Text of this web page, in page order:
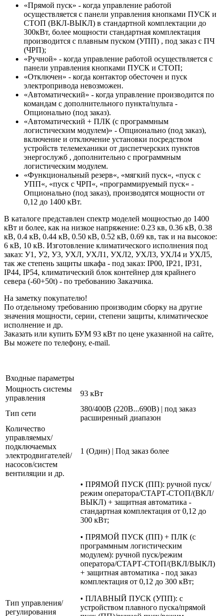
«Прямой пуск» - когда управление работой
осуществляется с панели управления кнопками ПУСК и
СТОП (ВКЛ-ВЫКЛ) в стандартной комплектации до
300кВт, более мощности стандартная комплектация
производится с плавным пуском (УПП) , под заказ с ПЧ
(ЧРП);
«Ручной» - когда управление работой осуществляется с
панели управления кнопками ПУСК и СТОП;
«Отключен» - когда контактор обесточен и пуск
электропривода невозможен.
«Автоматический» - когда управление производится по
командам с дополнительного пункта/пульта -
Опционально (под заказ).
«Автоматический + ПЛК (с программным
логистическим модулем)» - Опционально (под заказ),
включение и отключение установки посредством
устройств телемеханики от диспетчерских пунктов
энергослужб , дополнительно с программным
логистическим модулем.
«Функциональный резерв«, «мягкий пуск«, «пуск с
УПП«, «пуск с ЧРП«, «программируемый пуск« -
Опционально (под заказ), производятся мощности от
0,12 до 1400 кВт.
В каталоге представлен спектр моделей мощностью до 1400
кВт и более, как на низкое напряжение: 0.23 кв, 0.36 кВ, 0.38
кВ, 0.4 кВ, 0.44 кВ, 0.50 кВ, 0.52 кВ, 0.69 кв, так и на высокое:
6 кВ, 10 кВ. Изготовление климатического исполнения под
заказ: У1, У2, У3, УХЛ, УХЛ1, УХЛ2, УХЛ3, УХЛ4 и УХЛ5,
так же степень защиты шкафа - под заказ: IP00, IP21, IP31,
IP44, IP54, климатический блок контейнер для крайнего
севера (-60+50t) - по требованию Заказчика.
На заметку покупателю!
По отдельному требованию производим сборку на другие
значения мощности, серии, степени защиты, климатическое
исполнение и др.
Заказать или купить БУМ 93 кВт по цене указанной на сайте,
Вы можете по телефону, e-mail.
Входные параметры
Мощность системы
управления
93 кВт
Тип сети
380/400В (220В...690В) | под заказ
расширенный диапазон
Количество
управляемых/
подключаемых
электродвигателей/
насосов/систем
вентиляции и др.
1 (Один) | Под заказ более
Тип управления/
регулирования
• ПРЯМОЙ ПУСК (ПП): ручной пуск/
режим оператора/СТАРТ-СТОП/(ВКЛ/
ВЫКЛ) + защитная автоматика -
стандартная комплектация от 0,12 до
300 кВт;
• ПРЯМОЙ ПУСК (ПП) + ПЛК (с
программным логистическим
модулем): ручной пуск/режим
оператора/СТАРТ-СТОП/(ВКЛ/ВЫКЛ)
+ защитная автоматика - под заказ
комплектация от 0,12 до 300 кВт;
• ПЛАВНЫЙ ПУСК (УПП): с
устройством плавного пуска/прямой